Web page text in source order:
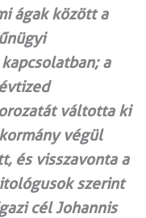
ágak között a
a
váltotta ki
végül
és visszavonta a
szerint
cél Johannis